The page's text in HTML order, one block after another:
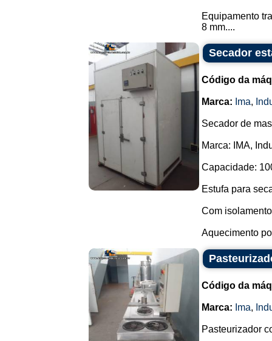
Equipamento
8 mm....
Secador
Código da
Marca: Ima,
Secador de
Marca: IMA,
Capacidade:
Estufa para
Com
Aquecimento
Código da
Marca: Ima,
Pasteurizador